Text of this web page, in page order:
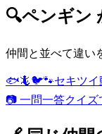
🔍ペンギン
仲間と並べて違い
🐟🦎🐦🐾セキツ
📷 一問一答クイ